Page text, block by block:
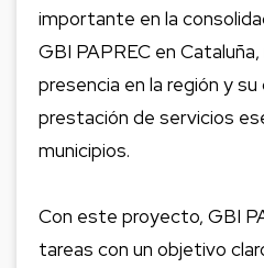
importante en la
GBI PAPREC en
presencia en la región y
prestación de servicios
municipios.
Con este proyecto, GBI
tareas con un objetivo